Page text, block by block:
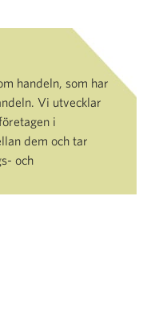
handeln, som har
Vi utvecklar
i
dem och tar
och